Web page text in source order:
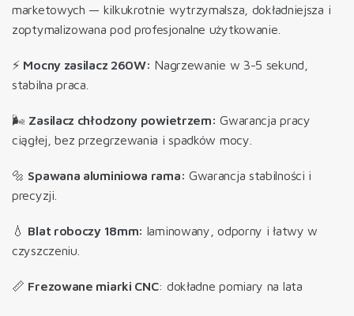
marketowych — kilkukrotnie wytrzymalsza, dokładniejsza i
zoptymalizowana pod profesjonalne użytkowanie.
⚡ Mocny zasilacz 260W: Nagrzewanie w 3-5 sekund,
stabilna praca.
🌬️ Zasilacz chłodzony powietrzem: Gwarancja pracy
ciągłej, bez przegrzewania i spadków mocy.
🔩 Spawana aluminiowa rama: Gwarancja stabilności i
precyzji.
💧 Blat roboczy 18mm: laminowany, odporny i łatwy w
czyszczeniu.
📏 Frezowane miarki CNC: dokładne pomiary na lata